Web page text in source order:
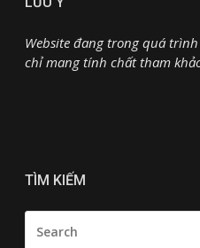
Website đang trong quá
chỉ mang tính chất tham
TÌM KIẾM
FOR: